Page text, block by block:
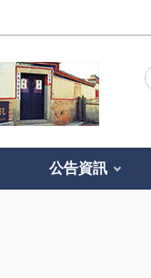
公告資訊